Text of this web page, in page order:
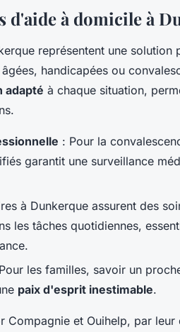
d'aide à domicile à
représentent une solution
handicapées ou
adapté à chaque situation,
: Pour la
garantit une surveillance
à Dunkerque assurent des
les tâches quotidiennes,
les familles, savoir un
paix d'esprit inestimable.
Compagnie et Ouihelp, par